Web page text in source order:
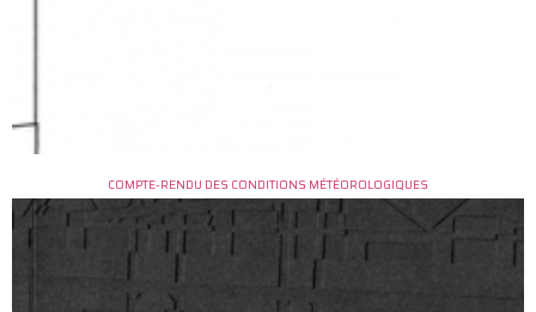
COMPTE-RENDU DES CONDITIONS MÉTÉOROLOGIQUES